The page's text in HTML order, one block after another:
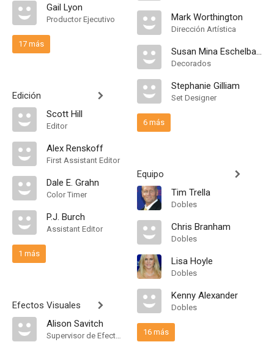
Gail Lyon
Productor Ejecutivo
17 más
Edición
Scott Hill
Editor
Alex Renskoff
First Assistant Editor
Dale E. Grahn
Color Timer
P.J. Burch
Assistant Editor
1 más
Efectos Visuales
Alison Savitch
Supervisor de Efectos Visuales
Mark Worthington
Dirección Artística
Susan Mina Eschelbach
Decorados
Stephanie Gilliam
Set Designer
6 más
Equipo
Tim Trella
Dobles
Chris Branham
Dobles
Lisa Hoyle
Dobles
Kenny Alexander
Dobles
16 más